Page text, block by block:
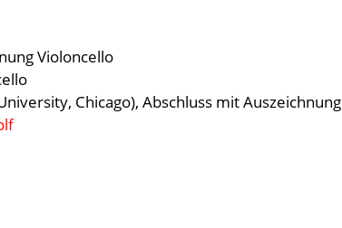
Violoncello
Chicago), Abschluss mit Auszeichnung